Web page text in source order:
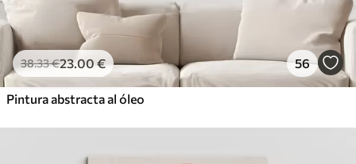
38.33€23.00€ 56
Pintura abstracta al óleo